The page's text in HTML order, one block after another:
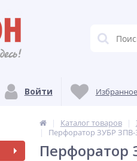
Войти Избранное
Каталог товаров
Перфоратор ЗУБР ЗПВ-
Перфоратор